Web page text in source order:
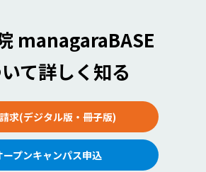
managaraBASE
て詳しく知る
求(デジタル版・冊子版)
ープンキャンパス申込